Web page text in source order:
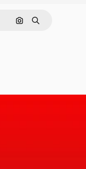
画像で検索
検索